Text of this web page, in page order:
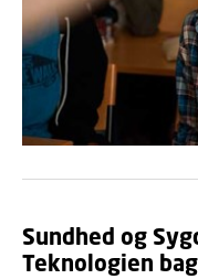
Sundhed og
Teknologien